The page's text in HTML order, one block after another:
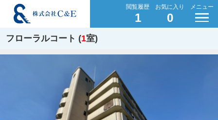
閲覧履歴
1
お気に入り
0
メニュー
フローラルコート (1室)